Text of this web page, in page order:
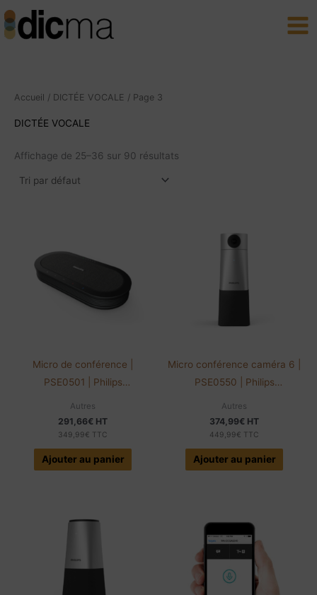
Aller
au
Accueil / DICTÉE VOCALE / Page 3
DICTÉE VOCALE
Affichage de 25–36 sur 90 résultats
Micro de conférence |
PSE0501 | Philips
Autres
291,66€ HT
349,99€ TTC
Ajouter au panier
Micro conférence caméra 6 |
PSE0550 | Philips
Autres
374,99€ HT
449,99€ TTC
Ajouter au panier